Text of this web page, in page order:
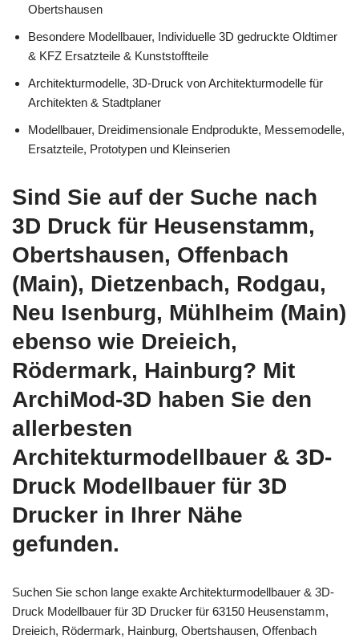
Obertshausen
Besondere Modellbauer, Individuelle 3D gedruckte Oldtimer
& KFZ Ersatzteile & Kunststoffteile
Architekturmodelle, 3D-Druck von Architekturmodelle für
Architekten & Stadtplaner
Modellbauer, Dreidimensionale Endprodukte, Messemodelle,
Ersatzteile, Prototypen und Kleinserien
Sind Sie auf der Suche nach
3D Druck für Heusenstamm,
Obertshausen, Offenbach
(Main), Dietzenbach, Rodgau,
Neu Isenburg, Mühlheim (Main)
ebenso wie Dreieich,
Rödermark, Hainburg? Mit
ArchiMod-3D haben Sie den
allerbesten
Architekturmodellbauer & 3D-
Druck Modellbauer für 3D
Drucker in Ihrer Nähe
gefunden.
Suchen Sie schon lange exakte Architekturmodellbauer & 3D-
Druck Modellbauer für 3D Drucker für 63150 Heusenstamm,
Dreieich, Rödermark, Hainburg, Obertshausen, Offenbach